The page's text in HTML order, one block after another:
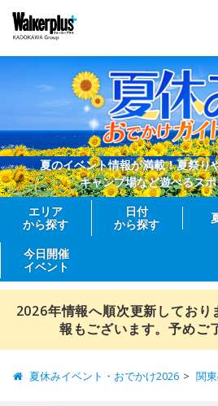
夏のイベント情報が満載！夏祭り
キャンプ場など遊べるス
エリア
から探す
日付
から探す
今日開催
イベント
2026年情報へ順次更新しており
報もございます。予めご
夏休みイベント・おでかけ2026 関